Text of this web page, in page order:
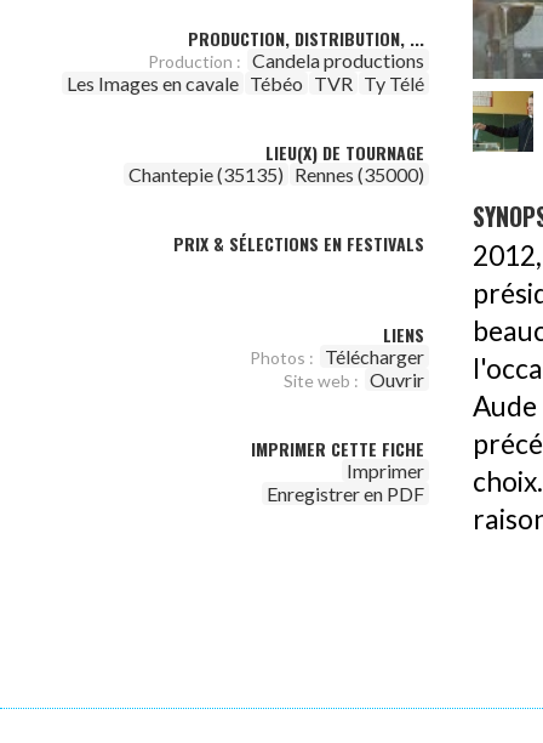
PRODUCTION, DISTRIBUTION, ...
Production : Candela productions
Les Images en cavale Tébéo TVR Ty Télé
LIEU(X) DE TOURNAGE
Chantepie (35135) Rennes (35000)
PRIX & SÉLECTIONS EN FESTIVALS
LIENS
Photos : Télécharger
Site web : Ouvrir
IMPRIMER CETTE FICHE
Imprimer
Enregistrer en PDF